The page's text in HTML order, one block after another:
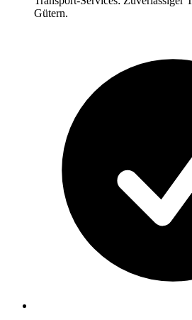
Gütern.